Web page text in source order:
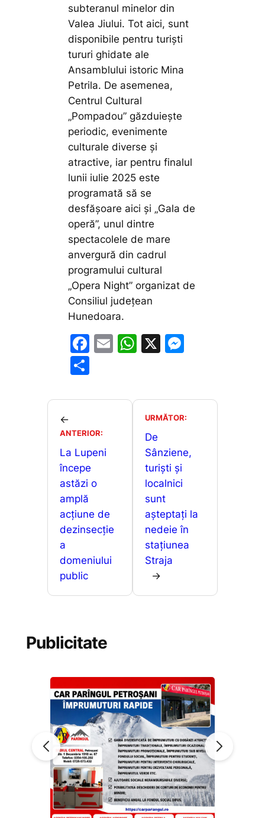
subteranul minelor din
Valea Jiului. Tot aici, sunt
disponibile pentru turiști
tururi ghidate ale
Ansamblului istoric Mina
Petrila. De asemenea,
Centrul Cultural
„Pompadou” găzduiește
periodic, evenimente
culturale diverse și
atractive, iar pentru finalul
lunii iulie 2025 este
programată să se
desfășoare aici și „Gala de
operă”, unul dintre
spectacolele de mare
anvergură din cadrul
programului cultural
„Opera Night” organizat de
Consiliul județean
Hunedoara.
F
e
o
o
k
E
l
W
s
A
p
p
X
s
e
g
ta
a
z
ă
←
ANTERIOR:
La Lupeni
începe
astăzi o
amplă
acțiune de
dezinsecție
a
domeniului
public
URMĂTOR:
De
Sânziene,
turiști și
localnici
sunt
așteptați la
nedeie în
stațiunea
Straja
→
Publicitate